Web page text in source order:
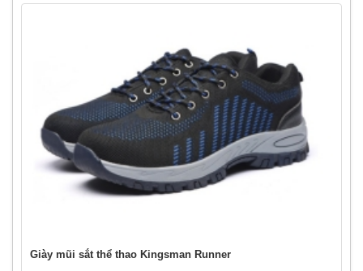
Giày mũi sắt thể thao Kingsman Runner